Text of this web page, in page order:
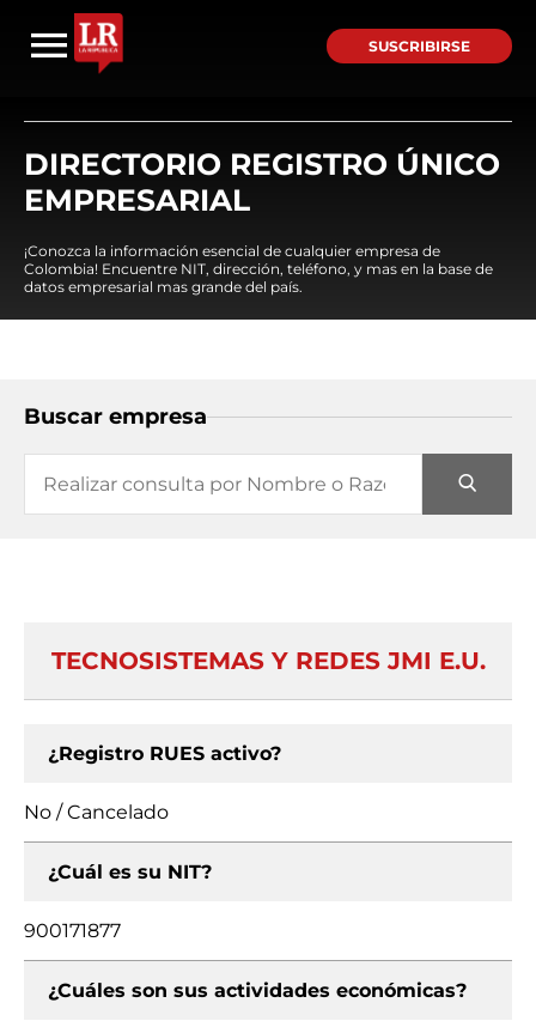
SUSCRIBIRSE
DIRECTORIO REGISTRO ÚNICO
EMPRESARIAL
¡Conozca la información esencial de cualquier empresa de
Colombia! Encuentre NIT, dirección, teléfono, y mas en la base de
datos empresarial mas grande del país.
Buscar empresa
TECNOSISTEMAS Y REDES JMI E.U.
¿Registro RUES activo?
No / Cancelado
¿Cuál es su NIT?
900171877
¿Cuáles son sus actividades económicas?